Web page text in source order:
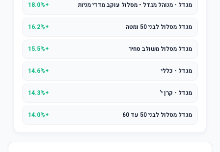
מגדל - מנוהל מגדל - מסלול עוקב מדדי מניות +18.0%
מגדל מסלול לבני 50 ומטה +16.2%
מגדל מסלול משולב סחיר +15.5%
מגדל - כללי +14.6%
מגדל - קרן י' +14.3%
מגדל מסלול לבני 50 עד 60 +14.0%